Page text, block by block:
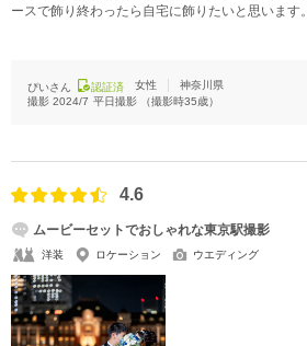
ースで飾り終わったら自宅に飾りたいと思います。
ぴいさん 認証済 女性
神奈川県
撮影 2024/7 平日撮影 （撮影時35歳）
4.6
ムービーセットでおしゃれな東京駅撮影
洋装 ロケーション ウエディング